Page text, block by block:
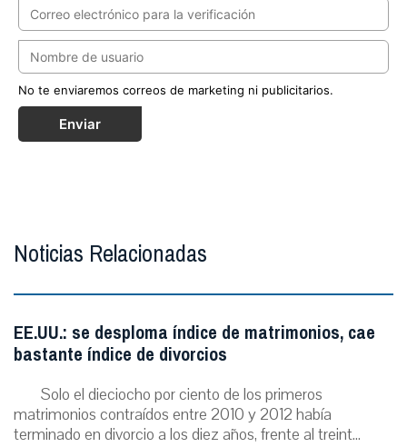
No te enviaremos correos de marketing ni publicitarios.
Enviar
Noticias Relacionadas
EE.UU.: se desploma índice de matrimonios, cae
bastante índice de divorcios
Solo el dieciocho por ciento de los primeros
matrimonios contraídos entre 2010 y 2012 había
terminado en divorcio a los diez años, frente al treint...